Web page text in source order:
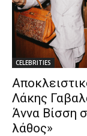
CELEBRITIES
Λάκης
Άννα Βίσση
λάθος»